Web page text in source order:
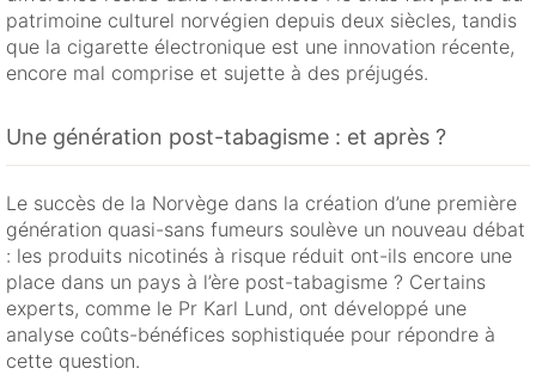
patrimoine culturel norvégien depuis deux siècles, tandis
que la cigarette électronique est une innovation récente,
encore mal comprise et sujette à des préjugés.
Une génération post-tabagisme : et après ?
Le succès de la Norvège dans la création d’une première
génération quasi-sans fumeurs soulève un nouveau débat
: les produits nicotinés à risque réduit ont-ils encore une
place dans un pays à l’ère post-tabagisme ? Certains
experts, comme le Pr Karl Lund, ont développé une
analyse coûts-bénéfices sophistiquée pour répondre à
cette question.